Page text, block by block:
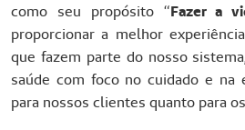
como seu propósito “Fazer a
proporcionar a melhor
que fazem parte do nosso
saúde com foco no cuidado e na
para nossos clientes quanto para